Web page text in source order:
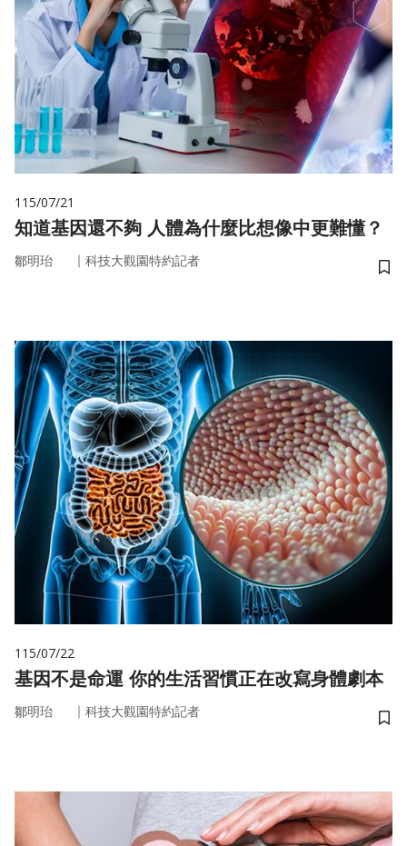
115/07/21
知道基因還不夠 人體為什麼比想像中更難懂？
鄒明珆 ｜ 科技大觀園特約記者
儲
115/07/22
基因不是命運 你的生活習慣正在改寫身體劇本
鄒明珆 ｜ 科技大觀園特約記者
儲